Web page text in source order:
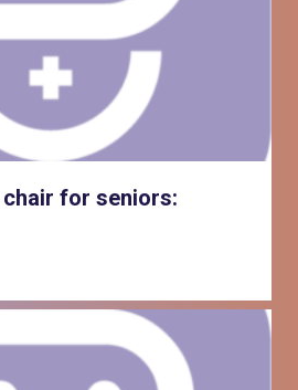
for seniors: